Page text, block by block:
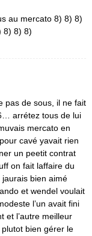
au mercato 8) 8) 8)
8) 8) 8)
pas de sous, il ne fait
arrétez tous de lui
mercato en
cavé yavait rien
un peetit contrat
on fait laffaire du
bien aimé
et wendel voulait
l’un avait fini
et l’autre meilleur
bien gérer le